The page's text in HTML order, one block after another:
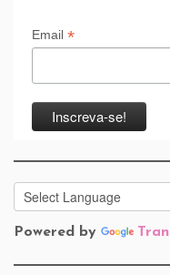
Email *
Powered by